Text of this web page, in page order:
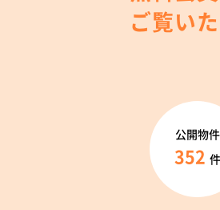
ご覧い
公開物件
352 件